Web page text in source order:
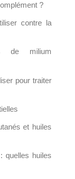
?
contre la
de milium
pour traiter
et huiles
quelles huiles